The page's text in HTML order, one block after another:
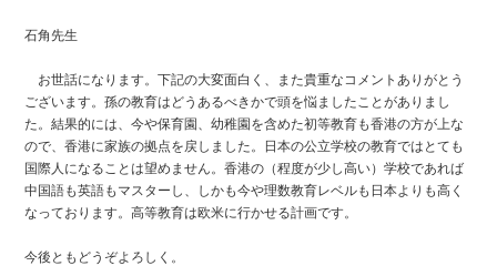
石角先生
お世話になります。下記の大変面白く、また貴重なコメントありがとう
ございます。孫の教育はどうあるべきかで頭を悩ましたことがありまし
た。結果的には、今や保育園、幼稚園を含めた初等教育も香港の方が上な
ので、香港に家族の拠点を戻しました。日本の公立学校の教育ではとても
国際人になることは望めません。香港の（程度が少し高い）学校であれば
中国語も英語もマスターし、しかも今や理数教育レベルも日本よりも高く
なっております。高等教育は欧米に行かせる計画です。
今後ともどうぞよろしく。